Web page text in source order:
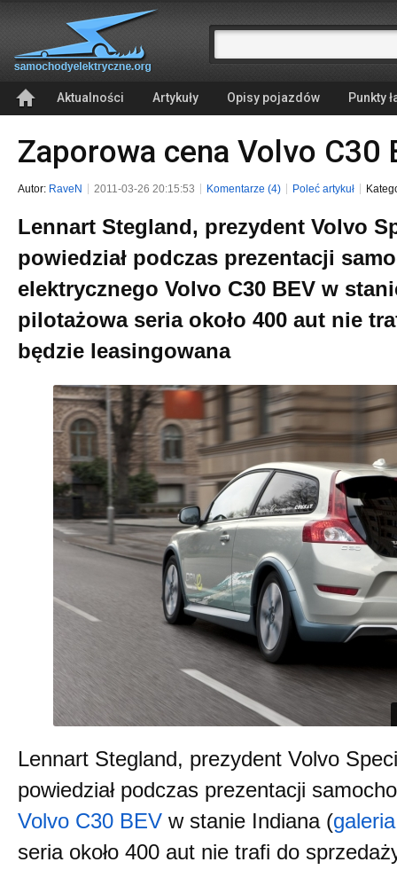
Aktualności Artykuły Opisy pojazdów Punkty
Zaporowa cena Volvo C30
Autor: RaveN 2011-03-26 20:15:53 Komentarze (4) Poleć artykuł
Lennart Stegland, prezydent Volvo
powiedział podczas prezentacji
elektrycznego Volvo C30 BEV w
pilotażowa seria około 400 aut nie
będzie leasingowana
Lennart Stegland, prezydent Volvo
powiedział podczas prezentacji
Volvo C30 BEV w stanie Indiana (
seria około 400 aut nie trafi do